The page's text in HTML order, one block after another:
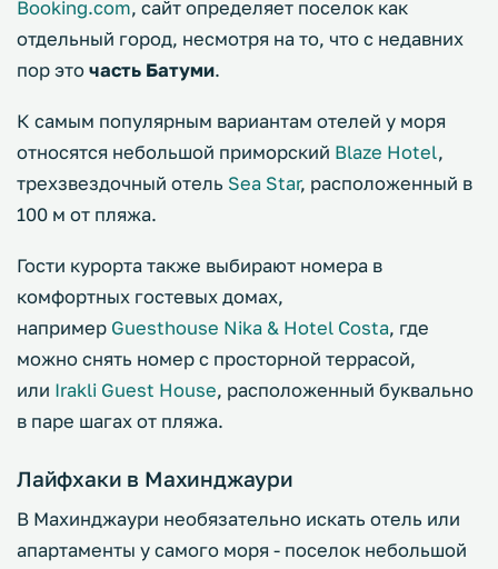
Booking.com, сайт определяет поселок как
отдельный город, несмотря на то, что с недавних
пор это часть Батуми.
К самым популярным вариантам отелей у моря
относятся небольшой приморский Blaze Hotel,
трехзвездочный отель Sea Star, расположенный в
100 м от пляжа.
Гости курорта также выбирают номера в
комфортных гостевых домах,
например Guesthouse Nika & Hotel Costa, где
можно снять номер с просторной террасой,
или Irakli Guest House, расположенный буквально
в паре шагах от пляжа.
Лайфхаки в Махинджаури
В Махинджаури необязательно искать отель или
апартаменты у самого моря - поселок небольшой